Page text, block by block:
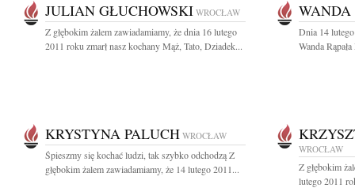
JULIAN GŁUCHOWSKI WROCŁAW
Z głębokim żalem zawiadamiamy, że dnia 16 lutego
2011 roku zmarł nasz kochany Mąż, Tato, Dziadek...
Dnia 14
Wanda
KRYSTYNA PALUCH WROCŁAW
Śpieszmy się kochać ludzi, tak szybko odchodzą Z
głębokim żalem zawiadamiamy, że 14 lutego 2011...
WROCŁAW
Z głębokim
lutego 2011